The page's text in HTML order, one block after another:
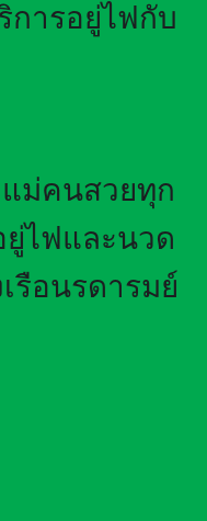
ารอยู่ไฟกับ
ม่คนสวยทุก
ไฟและนวด
รือนรดารมย์